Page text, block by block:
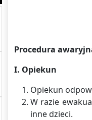
Procedura
I. Opiekun
Opiekun
W razie
inne dzieci.